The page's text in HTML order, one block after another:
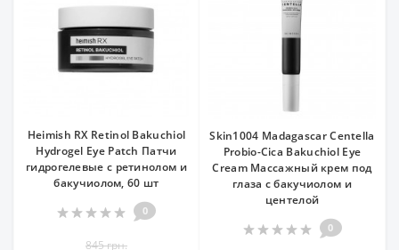
Heimish RX Retinol Bakuchiol
Hydrogel Eye Patch Патчи
гидрогелевые с ретинолом и
бакучиолом, 60 шт
0
845 грн.
Skin1004 Madagascar Centella
Probio-Cica Bakuchiol Eye
Cream Массажный крем под
глаза с бакучиолом и
центелой
0